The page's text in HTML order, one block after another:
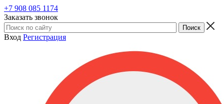
+7 908 085 1174
Заказать звонок
Вход Регистрация